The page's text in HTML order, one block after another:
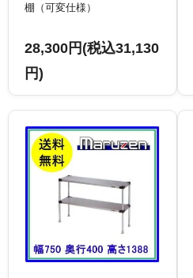
棚（可変仕様）
28,300円(税込31,130
円)